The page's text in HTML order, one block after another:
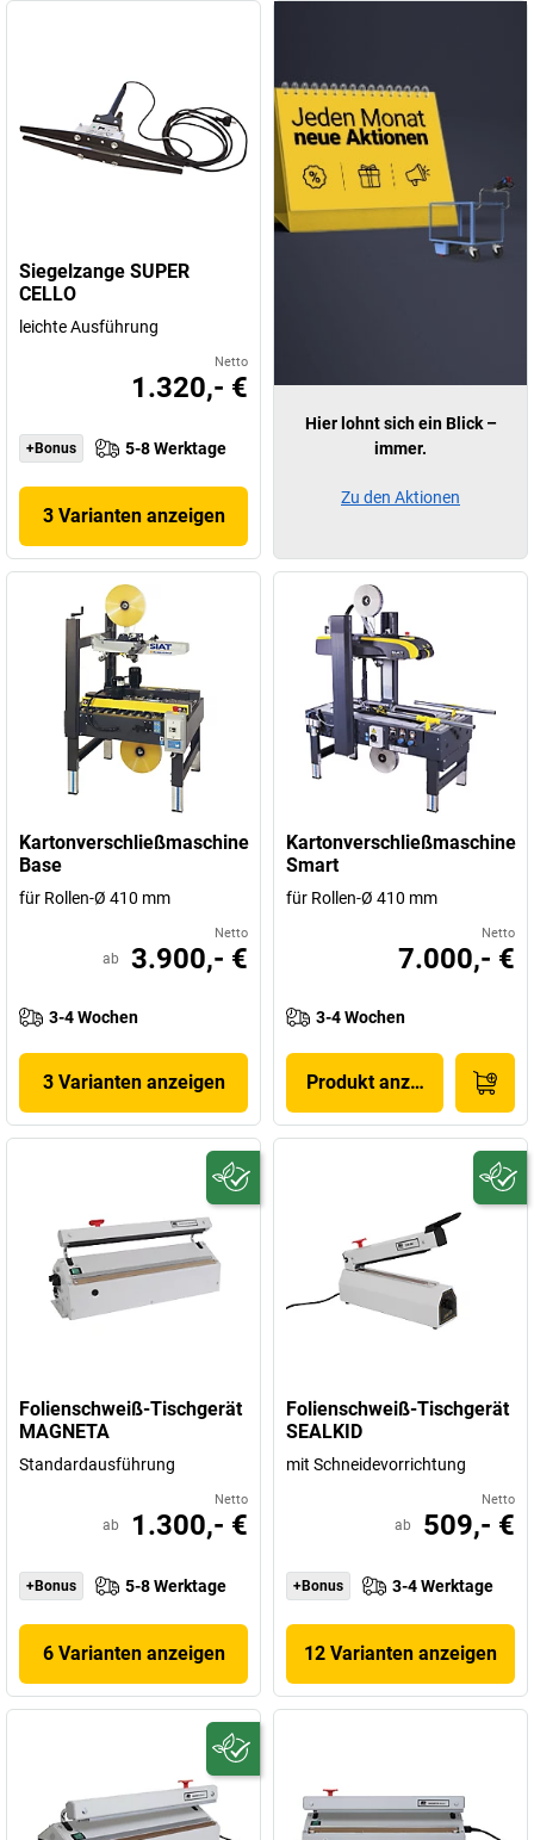
Siegelzange SUPER
CELLO
leichte Ausführung
Netto
1.320,- €
+Bonus 5-8 Werktage
3 Varianten anzeigen
Kartonverschließmaschine
Base
für Rollen-Ø 410 mm
Netto
ab 3.900,- €
3-4 Wochen
3 Varianten anzeigen
Kartonverschließmaschine
Smart
für Rollen-Ø 410 mm
Netto
7.000,- €
3-4 Wochen
Produkt anzeigen
Folienschweiß-Tischgerät
MAGNETA
Standardausführung
Netto
ab 1.300,- €
+Bonus 5-8 Werktage
6 Varianten anzeigen
Folienschweiß-Tischgerät
SEALKID
mit Schneidevorrichtung
Netto
ab 509,- €
+Bonus 3-4 Werktage
12 Varianten anzeigen
Hier lohnt sich ein Blick –
immer.
Zu den Aktionen